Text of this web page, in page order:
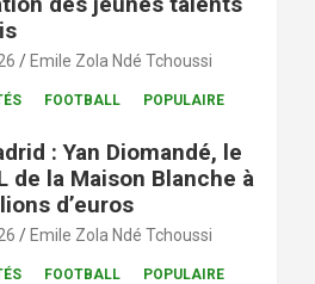
Emile Zola Ndé Tchoussi
FOOTBALL
POPULAIRE
: Yan Diomandé, le
de la Maison Blanche à
d’euros
Emile Zola Ndé Tchoussi
FOOTBALL
POPULAIRE